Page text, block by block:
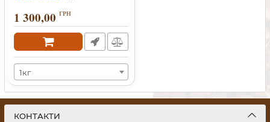
1 300,00 ГРН
1кг
КОНТАКТИ